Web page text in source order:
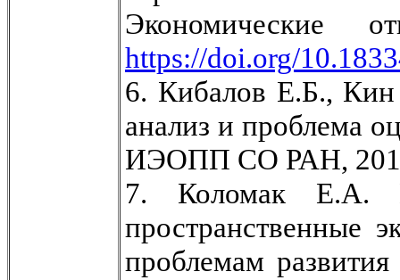
https://doi.org/
6. Кибалов Е.Б., Кин
анализ и проблема
ИЭОПП СО РАН,
7. Коломак Е.А.
пространственные
проблемам